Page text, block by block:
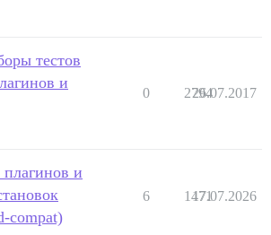
тестов
и
0 2794
26.07.2017
и
compat)
6 1471
17.07.2026